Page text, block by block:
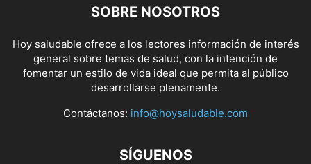
SOBRE NOSOTROS
Hoy saludable ofrece a los lectores información de interés
general sobre temas de salud, con la intención de
fomentar un estilo de vida ideal que permita al público
desarrollarse plenamente.
Contáctanos: info@hoysaludable.com
SÍGUENOS